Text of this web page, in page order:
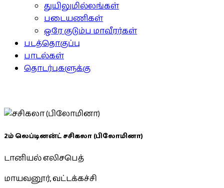
துயிலுமில்லங்கள்
படையணிகள்
ஒரே குடும்ப மாவீரர்கள்
படத்தொகுப்பு
பாடல்கள்
தொடர்புகளுக்கு
2ம் லெப்டினன்ட் சசிகலா (பிலோமினா)
டானியல் எலிசபெத்
மாயவனூர், வட்டக்கச்சி